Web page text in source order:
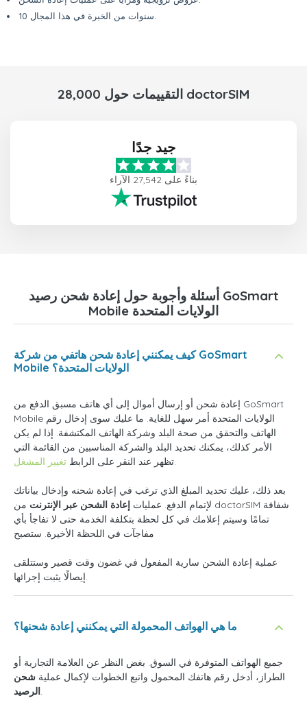
28,000 التقييمات حول doctorSIM
جيد جدًا
بناءً على 27,542 الآراء
أسئلة وأجوبة حول إعادة شحن رصيد GoSmart
Mobile الولايات المتحدة
كيف يمكنني إعادة شحن هاتفي من شركة GoSmart
Mobile الولايات المتحدة؟
إعادة شحن أو إرسال أموال إلى أي هاتف مسبق الدفع من GoSmart
Mobile الولايات المتحدة أمر سهل للغاية. ما عليك سوى إدخال رقم
الهاتف والتحقق من صحة البلد وشركة الهاتف المكتشفة. إذا لم يكن
الأمر كذلك، يمكنك تحديد البلد والشركة المناسبين من القائمة التي
تظهر عند النقر على الرابط تغيير المشغل .
بعد ذلك، عليك تحديد المبلغ الذي ترغب في إعادة شحنه وإدخال بياناتك
لإتمام الدفع. عمليات إعادة الشحن عبر الإنترنت من doctorSIM شفافة
تمامًا وسيتم إعلامك في كل لحظة بتكلفة الخدمة حتى لا تفاجأ بأي
مفاجآت في اللحظة الأخيرة. ستصبح
عملية إعادة الشحن سارية المفعول في غضون وقت قصير وستتلقى
إيصالًا يثبت إجرائها.
ما هي الهواتف المحمولة التي يمكنني إعادة شحنها؟
جميع الهواتف المتوفرة في السوق. بغض النظر عن العلامة التجارية أو
الطراز، أدخل رقم هاتفك المحمول واتبع الخطوات لإكمال عملية شحن
الرصيد.